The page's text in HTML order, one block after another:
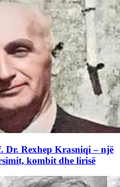
Dr. Rexhep Krasniqi – një
kombit dhe lirisë